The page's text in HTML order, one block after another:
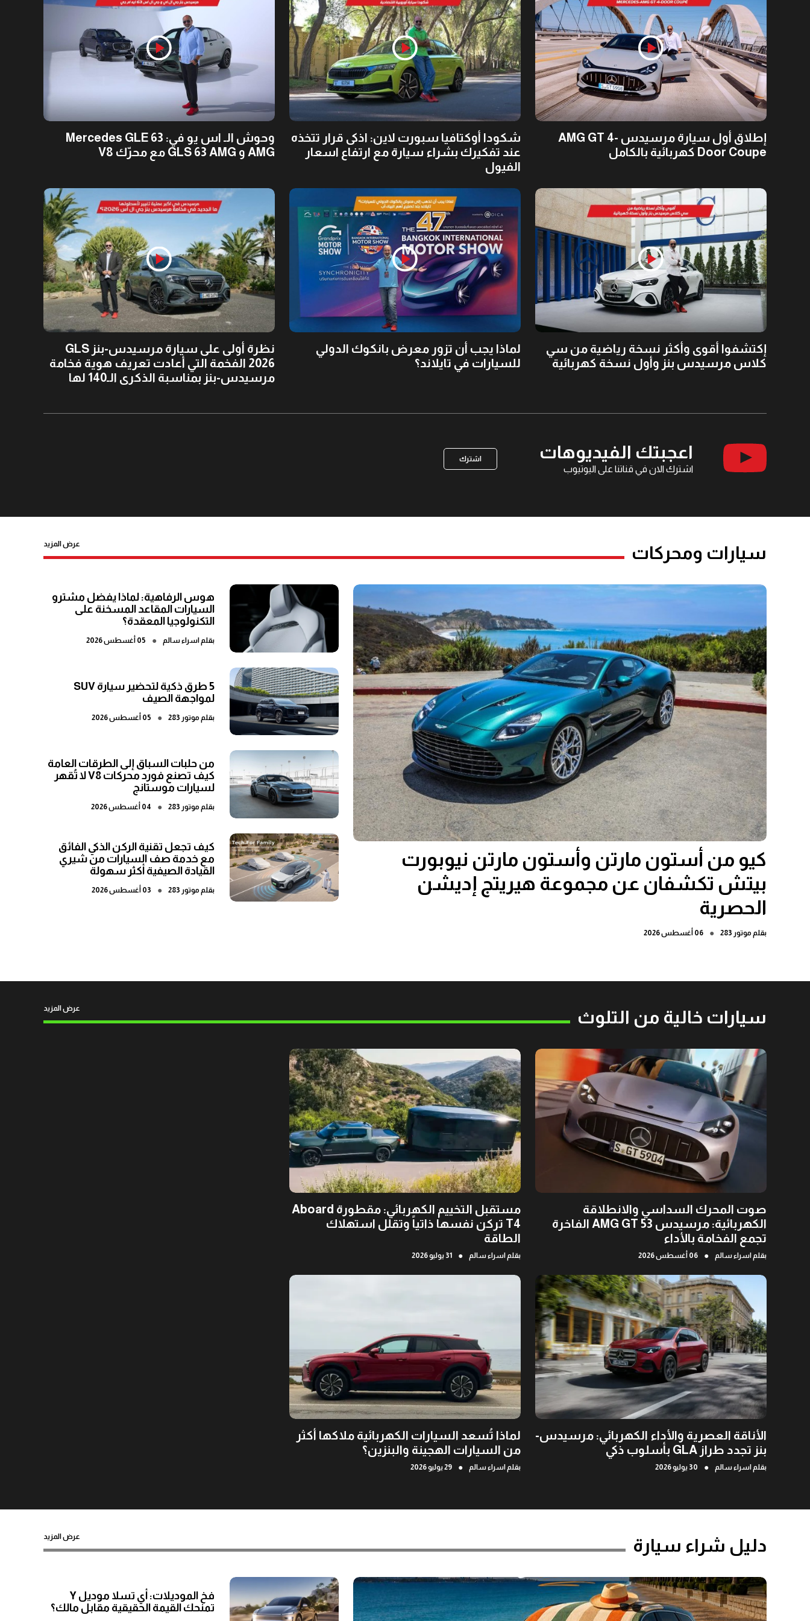
إطلاق أول سيارة مرسيدس AMG GT 4-
Door Coupe كهربائية بالكامل
شكودا أوكتافيا سبورت لاين: اذكى قرار تتخذه
عند تفكيرك بشراء سيارة مع ارتفاع اسعار
الفيول
وحوش الـ اس يو في: Mercedes GLE 63
AMG و GLS 63 AMG مع محرّك V8
إكتشفوا أقوى وأكثر نسخة رياضية من سي
كلاس مرسيدس بنز وأول نسخة كهربائية
لماذا يجب أن تزور معرض بانكوك الدولي
للسيارات في تايلاند؟
نظرة أولى على سيارة مرسيدس-بنز GLS
2026 الفخمة التي أعادت تعريف هوية فخامة
مرسيدس-بنز بمناسبة الذكرى الـ140 لها
اعجبتك الفيديوهات
اشترك الان في قناتنا على اليوتيوب
اشترك
سيارات ومحركات عرض المزيد
كيو من أستون مارتن وأستون مارتن نيوبورت
بيتش تكشفان عن مجموعة هيريتج إديشن
الحصرية
بقلم موتور 283 ● 06 أغسطس 2026
هوس الرفاهية: لماذا يفضل مشترو
السيارات المقاعد المسخنة على
التكنولوجيا المعقدة؟
بقلم اسراء سالم ● 05 أغسطس 2026
5 طرق ذكية لتحضير سيارة SUV
لمواجهة الصيف
بقلم موتور 283 ● 05 أغسطس 2026
من حلبات السباق إلى الطرقات العامة
كيف تصنع فورد محركات V8 لا تُقهر
لسيارات موستانج
بقلم موتور 283 ● 04 أغسطس 2026
كيف تجعل تقنية الركن الذكي الفائق
مع خدمة صف السيارات من شيري
القيادة الصيفية أكثر سهولة
بقلم موتور 283 ● 03 أغسطس 2026
سيارات خالية من التلوث عرض المزيد
صوت المحرك السداسي والانطلاقة
الكهربائية: مرسيدس AMG GT 53 الفاخرة
تجمع الفخامة بالأداء
بقلماسراء سالم ● 06 أغسطس 2026
مستقبل التخييم الكهربائي: مقطورة Aboard
T4 تركن نفسها ذاتياً وتقلل استهلاك
الطاقة
بقلماسراء سالم ● 31 يوليو 2026
الأناقة العصرية والأداء الكهربائي: مرسيدس-
بنز تجدد طراز GLA بأسلوب ذكي
بقلم اسراء سالم ● 30 يوليو 2026
لماذا تُسعد السيارات الكهربائية ملاكها أكثر
من السيارات الهجينة والبنزين؟
بقلم اسراء سالم ● 29 يوليو 2026
دليل شراء سيارة عرض المزيد
فخ الموديلات: أي تسلا موديل Y
تمنحك القيمة الحقيقية مقابل مالك؟